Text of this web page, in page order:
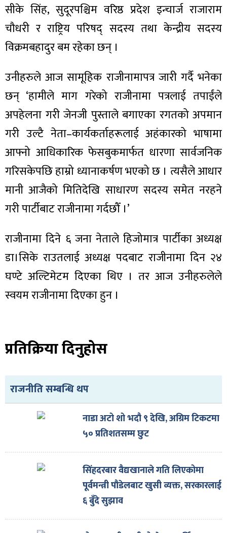
सीके सिंह, सुदूरपश्चिम वरिष्ठ प्रदेश इन्चार्ज राजाराम
चौधरी र राष्ट्रिय परिषद् सदस्य तथा केन्द्रीय सदस्य
विक्रमबहादुर बम रहेका छन् ।
उनीहरुले आज सामूहिक राजीनामापत्र जारी गर्दै भनेका
छन् ‘हामीले माग गरेको राजीनामा पत्रलाई तपाईंले
अपहेलना गरी जेनजी पुस्ताले बगाएका रगतको अपमान
गरी उल्टै नेता–कार्यकर्ताहरूलाई अहंकारको भाषामा
आफ्नो आधिकारिक फेसबुकमार्फत धारणा सार्वजनिक
गरिसकेपछि हाम्रो ध्यानाकर्षण भएको छ । त्यसैले आधार
मानी आजैको मितिदेखि साधारण सदस्य समेत नरहने
गरी पार्टीबाट राजीनामा गर्दछौँ ।’
राजीनामा दिने ६ जना नेताले हिजोमात्र पार्टीका अध्यक्ष
डा।सिके राउतलाई अध्यक्ष पदबाट राजीनामा दिन २४
घण्टे अल्टिमेटम दिएका थिए । तर आज उनीहरुलेले
स्वयम राजीनामा दिएका हुन ।
प्रतिक्रिया दिनुहोस
राजनीति सम्बन्धि थप
नाडा अटो शो भदौ ९ देखि, अग्रिम टिकटमा
५० प्रतिशतसम्म छुट
सिंहदरबार वैद्यखानाले गति लिएकोमा
पूर्वमन्त्री पौडेलबाट खुसी व्यक्त, सरकारलाई
६ बुँदे सुझाव